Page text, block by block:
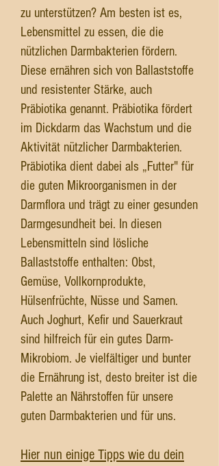
zu unterstützen? Am besten ist es,
Lebensmittel zu essen, die die
nützlichen Darmbakterien fördern.
Diese ernähren sich von Ballaststoffe
und resistenter Stärke, auch
Präbiotika genannt. Präbiotika fördert
im Dickdarm das Wachstum und die
Aktivität nützlicher Darmbakterien.
Präbiotika dient dabei als „Futter" für
die guten Mikroorganismen in der
Darmflora und trägt zu einer gesunden
Darmgesundheit bei. In diesen
Lebensmitteln sind lösliche
Ballaststoffe enthalten: Obst,
Gemüse, Vollkornprodukte,
Hülsenfrüchte, Nüsse und Samen.
Auch Joghurt, Kefir und Sauerkraut
sind hilfreich für ein gutes Darm-
Mikrobiom. Je vielfältiger und bunter
die Ernährung ist, desto breiter ist die
Palette an Nährstoffen für unsere
guten Darmbakterien und für uns.
Hier nun einige Tipps wie du dein